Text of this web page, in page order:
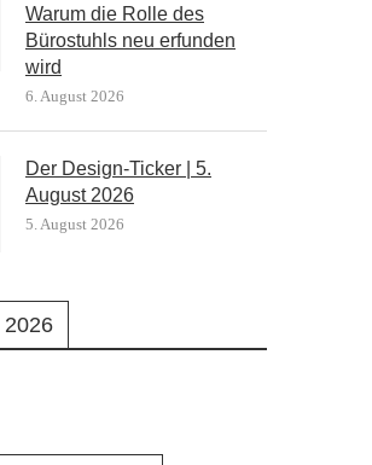
Warum die Rolle des
Bürostuhls neu erfunden
wird
6. August 2026
Der Design-Ticker | 5.
August 2026
5. August 2026
2026